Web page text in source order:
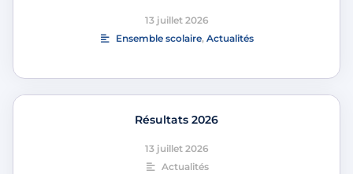
13 juillet 2026
Ensemble scolaire, Actualités
Résultats 2026
13 juillet 2026
Actualités